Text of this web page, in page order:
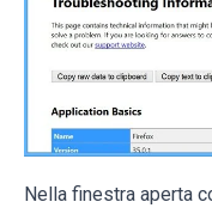
Nella finestra aperta